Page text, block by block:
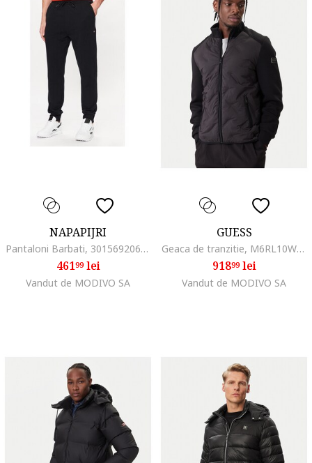
NAPAPIJRI
Pantaloni Barbati, 301569206, Bumbac, Negru, Negru
46199lei
Vandut de MODIVO SA
GUESS
Geaca de tranzitie, M6RL10WJ232, Negru,
91899lei
Vandut de MODIVO SA